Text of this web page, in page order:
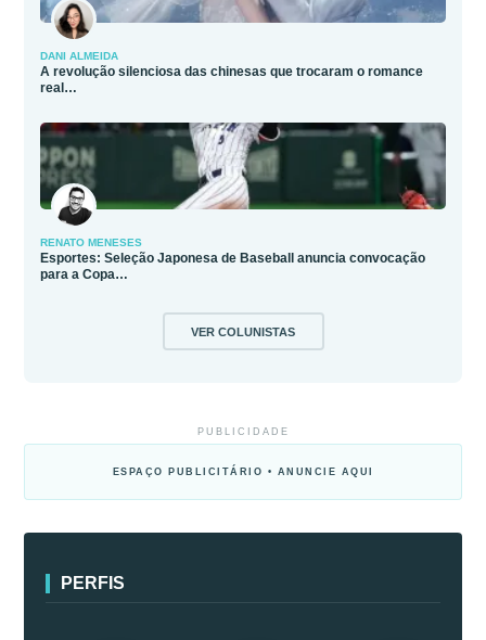
DANI ALMEIDA
A revolução silenciosa das chinesas que trocaram o romance
real…
RENATO MENESES
Esportes: Seleção Japonesa de Baseball anuncia convocação
para a Copa…
VER COLUNISTAS
PUBLICIDADE
ESPAÇO PUBLICITÁRIO • ANUNCIE AQUI
PERFIS